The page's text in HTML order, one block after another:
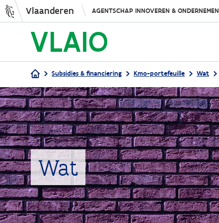
Vlaanderen AGENTSCHAP INNOVEREN & ONDERNEMEN
Kruimelpad
Subsidies & financiering Kmo-portefeuille Wat
Wat